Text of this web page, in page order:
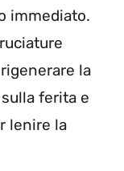
immediato.
la
ferita e
lenire la